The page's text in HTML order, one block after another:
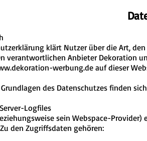
klärt Nutzer über die Art,
verantwortlichen Anbieter Dekoration
werbung.de auf dieser
des Datenschutzes finden
Logfiles
sein Webspace-
den Zugriffsdaten gehören: